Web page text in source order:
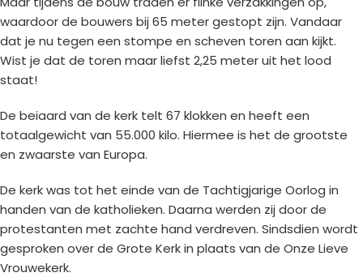
waardoor de bouwers bij 65 meter gestopt zijn. Vandaar
dat je nu tegen een stompe en scheven toren aan kijkt.
Wist je dat de toren maar liefst 2,25 meter uit het lood
staat!
De beiaard van de kerk telt 67 klokken en heeft een
totaalgewicht van 55.000 kilo. Hiermee is het de grootste
en zwaarste van Europa.
De kerk was tot het einde van de Tachtigjarige Oorlog in
handen van de katholieken. Daarna werden zij door de
protestanten met zachte hand verdreven. Sindsdien wordt
gesproken over de Grote Kerk in plaats van de Onze Lieve
Vrouwekerk.